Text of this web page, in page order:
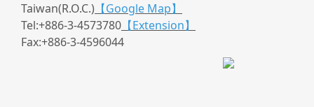
Taiwan(R.O.C.) 【Google Map】
Tel:+886-3-4573780 【Extension】
Fax:+886-3-4596044